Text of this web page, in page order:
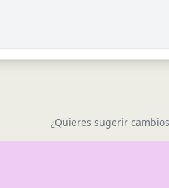
¿Quieres sugerir